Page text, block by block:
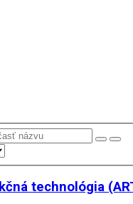
technológia